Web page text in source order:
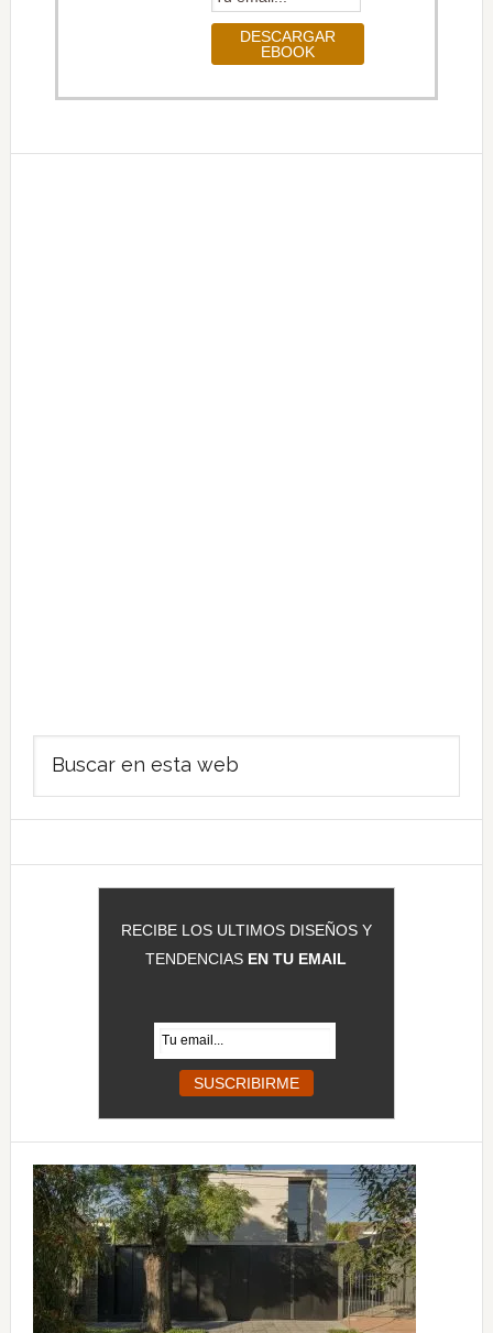
Barra
lateral
principal
RECIBE LOS ULTIMOS DISEÑOS Y
TENDENCIAS EN TU EMAIL